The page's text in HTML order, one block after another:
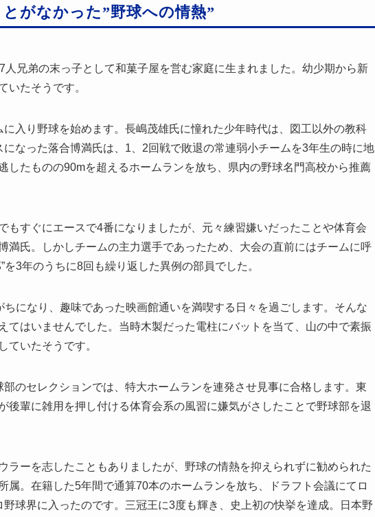
がなかった”野球への情熱”
兄弟の末っ子として和菓子屋を営む家庭に生まれました。幼少期から新
いたそうです。
入り野球を始めます。長嶋茂雄氏に憧れた少年時代は、図工以外の教科
なった落合博満氏は、1、2回戦で敗退の常連弱小チームを3年生の時に地
したものの90mを超えるホームランを放ち、県内の野球名門高校から推薦
もすぐにエースで4番になりましたが、元々練習嫌いだったことや体育会
満氏。しかしチームの主力選手であったため、大会の直前にはチームに呼
3年のうちに8回も繰り返した異例の部員でした。
ちになり、趣味であった映画館通いを満喫する日々を過ごします。そんな
てはいませんでした。当時木製だった電柱にバットを当て、山の中で素振
ていたそうです。
のセレクションでは、特大ホームランを連発させ見事に合格します。東
後輩に雑用を押し付ける体育会系の風習に嫌気がさしたことで野球部を退
ラーを志したこともありましたが、野球の情熱を抑えられずに勧められた
属。在籍した5年間で通算70本のホームランを放ち、ドラフト会議にてロ
球界に入ったのです。三冠王に3度も輝き、史上初の快挙を達成。日本野